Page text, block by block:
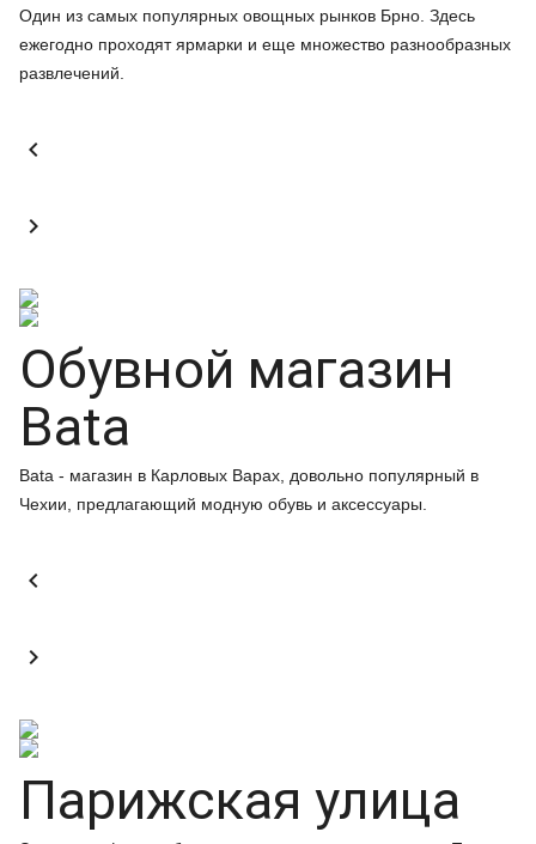
Один из самых популярных овощных рынков Брно. Здесь
ежегодно проходят ярмарки и еще множество разнообразных
развлечений.


Обувной магазин
Bata
Bata - магазин в Карловых Варах, довольно популярный в
Чехии, предлагающий модную обувь и аксессуары.


Парижская улица